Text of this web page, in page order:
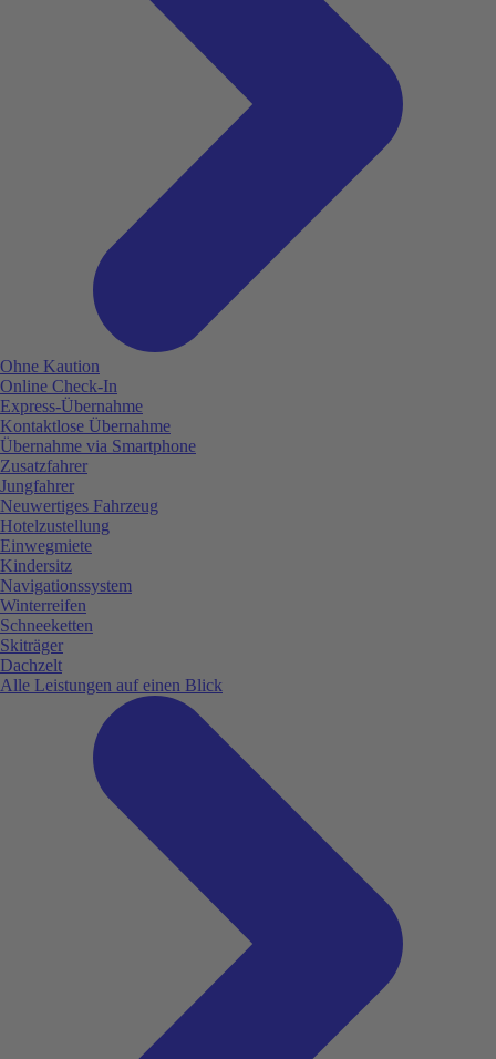
Ohne Kaution
Online Check-In
Express-Übernahme
Kontaktlose Übernahme
Übernahme via Smartphone
Zusatzfahrer
Jungfahrer
Neuwertiges Fahrzeug
Hotelzustellung
Einwegmiete
Kindersitz
Navigationssystem
Winterreifen
Schneeketten
Skiträger
Dachzelt
Alle Leistungen auf einen Blick